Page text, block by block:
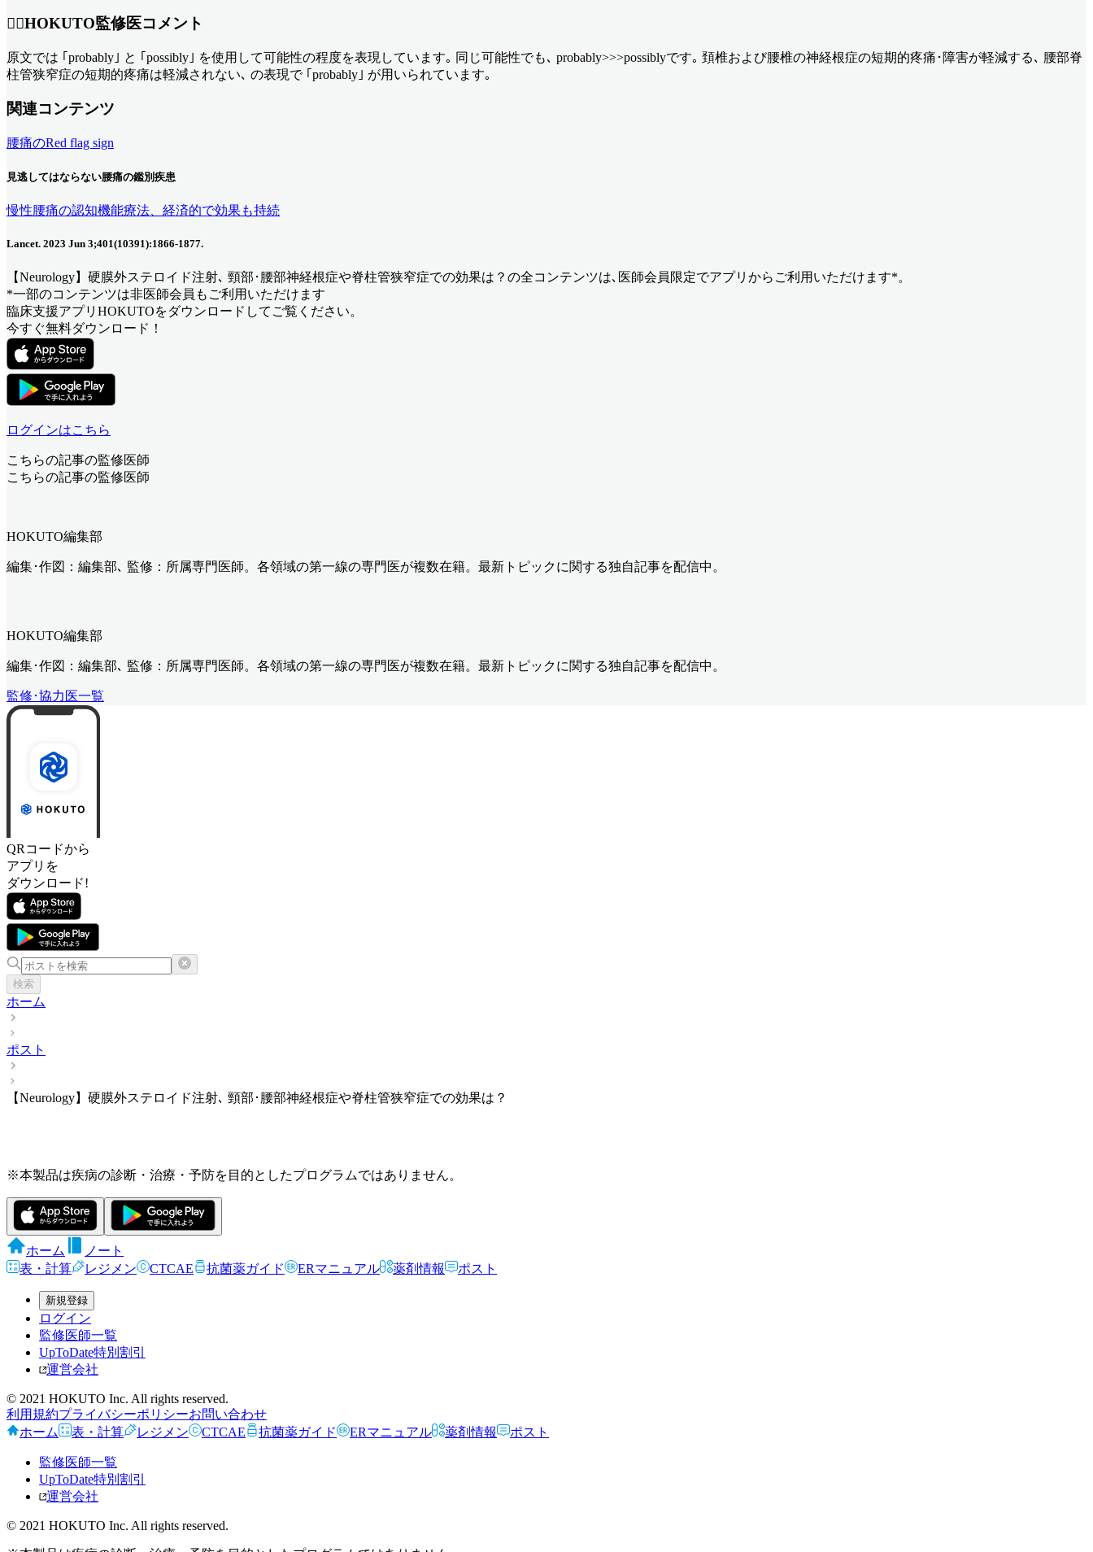
👨‍⚕️HOKUTO監修医コメント
原文では ｢probably｣ と ｢possibly｣ を使用して可能性の程度を表現しています｡ 同じ可能性でも､ probably>>>possiblyです｡ 頚椎および腰椎の神経根症の短期的疼痛･障害が軽減する､ 腰部脊
柱管狭窄症の短期的疼痛は軽減されない､ の表現で ｢probably｣ が用いられています｡
関連コンテンツ
腰痛のRed flag sign
見逃してはならない腰痛の鑑別疾患
慢性腰痛の認知機能療法、経済的で効果も持続
Lancet. 2023 Jun 3;401(10391):1866-1877.
【Neurology】硬膜外ステロイド注射､ 頸部･腰部神経根症や脊柱管狭窄症での効果は？ の全コンテンツは､医師会員限定でアプリからご利用いただけます*。
*一部のコンテンツは非医師会員もご利用いただけます
臨床支援アプリHOKUTOをダウンロードしてご覧ください。
今すぐ無料ダウンロード！
ログインはこちら
こちらの記事の監修医師
こちらの記事の監修医師
HOKUTO編集部
編集･作図：編集部､ 監修：所属専門医師。各領域の第一線の専門医が複数在籍。最新トピックに関する独自記事を配信中。
HOKUTO編集部
編集･作図：編集部､ 監修：所属専門医師。各領域の第一線の専門医が複数在籍。最新トピックに関する独自記事を配信中。
監修･協力医一覧
QRコードから
アプリを
ダウンロード!
検索
ホーム
ポスト
【Neurology】硬膜外ステロイド注射､ 頸部･腰部神経根症や脊柱管狭窄症での効果は？
※本製品は疾病の診断・治療・予防を目的としたプログラムではありません。
ホーム
ノート
表・計算
レジメン CTCAE 抗菌薬ガイド ERマニュアル 薬剤情報 ポスト
新規登録
ログイン
監修医師一覧
UpToDate特別割引
運営会社
© 2021 HOKUTO Inc. All rights reserved.
利用規約プライバシーポリシーお問い合わせ
ホーム
表・計算 レジメン CTCAE 抗菌薬ガイド ERマニュアル 薬剤情報 ポスト
監修医師一覧
UpToDate特別割引
運営会社
© 2021 HOKUTO Inc. All rights reserved.